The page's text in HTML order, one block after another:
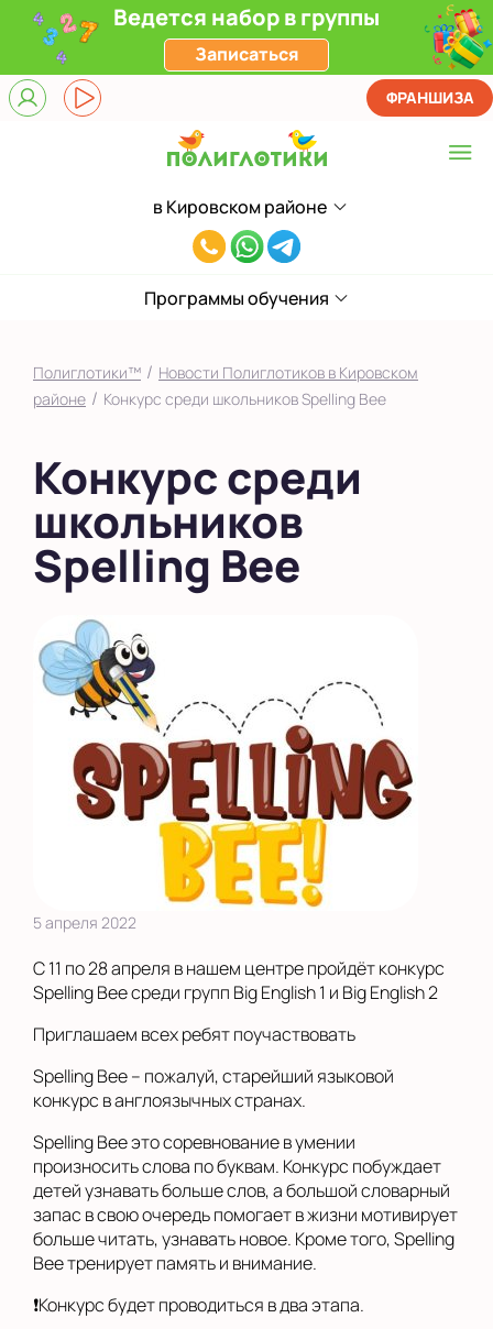
Ведется набор в группы
Записаться
в Кировском районе
Выберите центр
в Кировском районе
на Садовом
Выбрать другой город
8(994)828-
43
ФРАНШИЗА
Программы обучения
Полиглотики™ / Новости Полиглотиков в Кировском
районе / Конкурс среди школьников Spelling Bee
Конкурс среди
школьников
Spelling Bee
5 апреля 2022
С 11 по 28 апреля в нашем центре пройдёт конкурс
Spelling Bee среди групп Big English 1 и Big English 2
Приглашаем всех ребят поучаствовать
Spelling Bee – пожалуй, старейший языковой
конкурс в англоязычных странах.
Spelling Bee это соревнование в умении
произносить слова по буквам. Конкурс побуждает
детей узнавать больше слов, а большой словарный
запас в свою очередь помогает в жизни мотивирует
больше читать, узнавать новое. Кроме того, Spelling
Bee тренирует память и внимание.
❗Конкурс будет проводиться в два этапа.